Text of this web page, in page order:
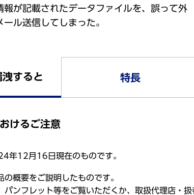
報が記載されたデータファイルを、誤って外
ール送信してしまった。
すると 特長
けるご注意
年12月16日現在のものです。
の概要をご説明したものです。
パンフレット等をご覧いただくか、取扱代理店・